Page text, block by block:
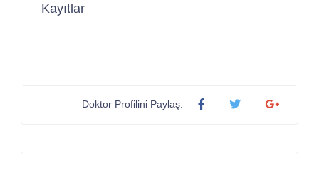
Kayıtlar
Doktor Profilini Paylaş: